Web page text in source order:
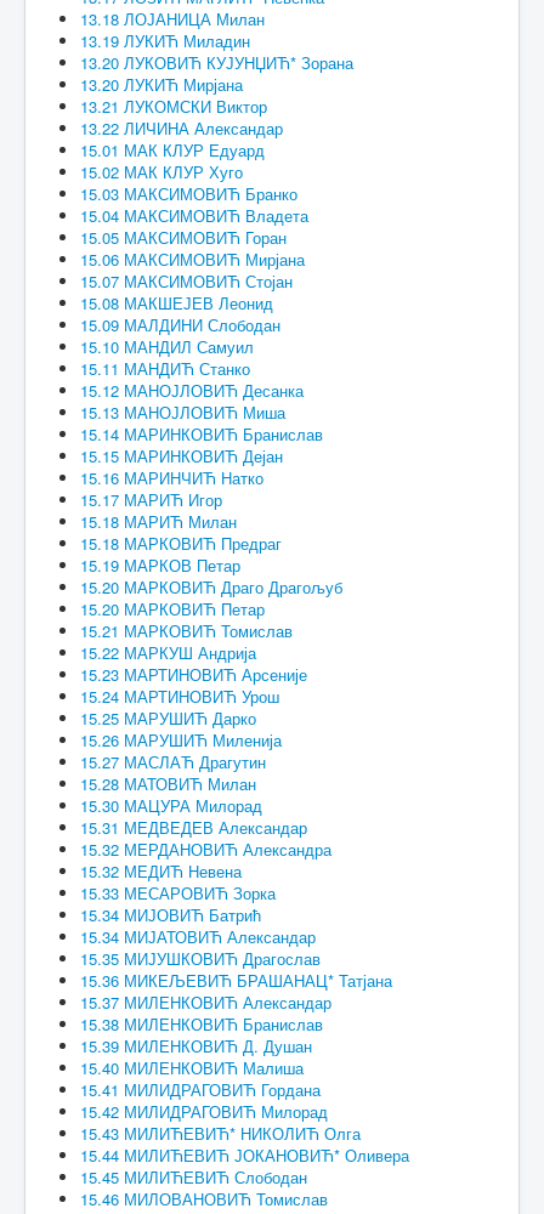
13.18 ЛОЈАНИЦА Милан
13.19 ЛУКИЋ Миладин
13.20 ЛУКОВИЋ КУЈУНЏИЋ* Зорана
13.20 ЛУКИЋ Мирјана
13.21 ЛУКОМСКИ Виктор
13.22 ЛИЧИНА Александар
15.01 МАК КЛУР Едуард
15.02 МАК КЛУР Хуго
15.03 МАКСИМОВИЋ Бранко
15.04 МАКСИМОВИЋ Владета
15.05 МАКСИМОВИЋ Горан
15.06 МАКСИМОВИЋ Мирјана
15.07 МАКСИМОВИЋ Стојан
15.08 МАКШЕЈЕВ Леонид
15.09 МАЛДИНИ Слободан
15.10 МАНДИЛ Самуил
15.11 МАНДИЋ Станко
15.12 МАНОЈЛОВИЋ Десанка
15.13 МАНОЈЛОВИЋ Миша
15.14 МАРИНКОВИЋ Бранислав
15.15 МАРИНКОВИЋ Дејан
15.16 МАРИНЧИЋ Натко
15.17 МАРИЋ Игор
15.18 МАРИЋ Милан
15.18 МАРКОВИЋ Предраг
15.19 МАРКОВ Петар
15.20 МАРКОВИЋ Драго Драгољуб
15.20 МАРКОВИЋ Петар
15.21 МАРКОВИЋ Томислав
15.22 МАРКУШ Андрија
15.23 МАРТИНОВИЋ Арсеније
15.24 МАРТИНОВИЋ Урош
15.25 МАРУШИЋ Дарко
15.26 МАРУШИЋ Миленија
15.27 МАСЛАЋ Драгутин
15.28 МАТОВИЋ Милан
15.30 МАЦУРА Милорад
15.31 МЕДВЕДЕВ Александар
15.32 МЕРДАНОВИЋ Александра
15.32 МЕДИЋ Невена
15.33 МЕСАРОВИЋ Зорка
15.34 МИЈОВИЋ Батрић
15.34 МИЈАТОВИЋ Александар
15.35 МИЈУШКОВИЋ Драгослав
15.36 МИКЕЉЕВИЋ БРАШАНАЦ* Татјана
15.37 МИЛЕНКОВИЋ Александар
15.38 МИЛЕНКОВИЋ Бранислав
15.39 МИЛЕНКОВИЋ Д. Душан
15.40 МИЛЕНКОВИЋ Малиша
15.41 МИЛИДРАГОВИЋ Гордана
15.42 МИЛИДРАГОВИЋ Милорад
15.43 МИЛИЋЕВИЋ* НИКОЛИЋ Олга
15.44 МИЛИЋЕВИЋ ЈОКАНОВИЋ* Оливера
15.45 МИЛИЋЕВИЋ Слободан
15.46 МИЛОВАНОВИЋ Томислав